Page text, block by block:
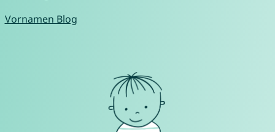
Vornamen Blog